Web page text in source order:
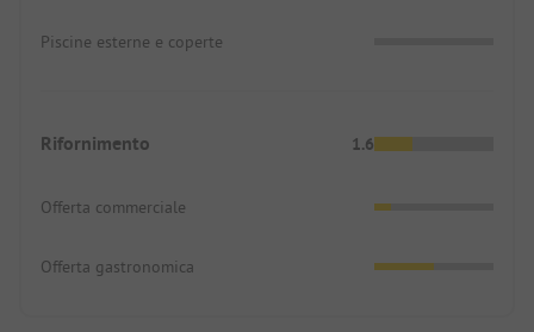
Piscine esterne e coperte
Rifornimento 1.6
Offerta commerciale
Offerta gastronomica